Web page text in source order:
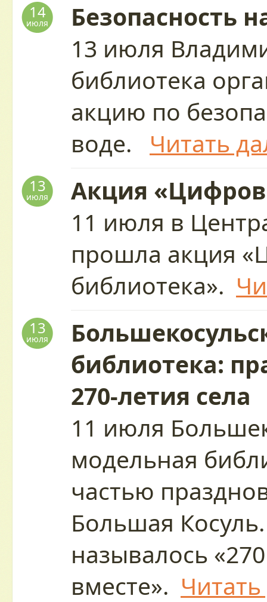
14
июля
Безопасность
13 июля
библиотека
акцию по
воде. Читать
13
июля
Акция
11 июля в
прошла акция
библиотека».
13
июля
библиотека:
270-летия села
11 июля
модельная
частью
Большая
называлось
вместе».